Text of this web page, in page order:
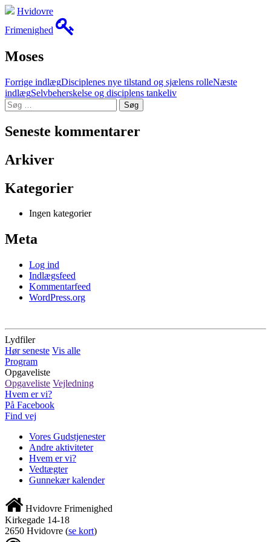
Hvidovre
Frimenighed
Moses
Indlæg
navigation
Forrige indlægDisciplenes nye tilstand og sjælens rolleNæste
indlægSelvbeherskelse og disciplens tankeliv
Søg
efter:
Seneste kommentarer
Arkiver
Kategorier
Ingen kategorier
Meta
Log ind
Indlægsfeed
Kommentarfeed
WordPress.org
Lydfiler
Hør seneste Vis alle
Program
Opgaveliste
Opgaveliste Vejledning
Hvem er vi?
På Facebook
Find vej
Vores Gudstjenester
Andre aktiviteter
Hvem er vi?
Vedtægter
Gunnekær kalender
Hvidovre Frimenighed
Kirkegade 14-18
2650 Hvidovre (se kort)